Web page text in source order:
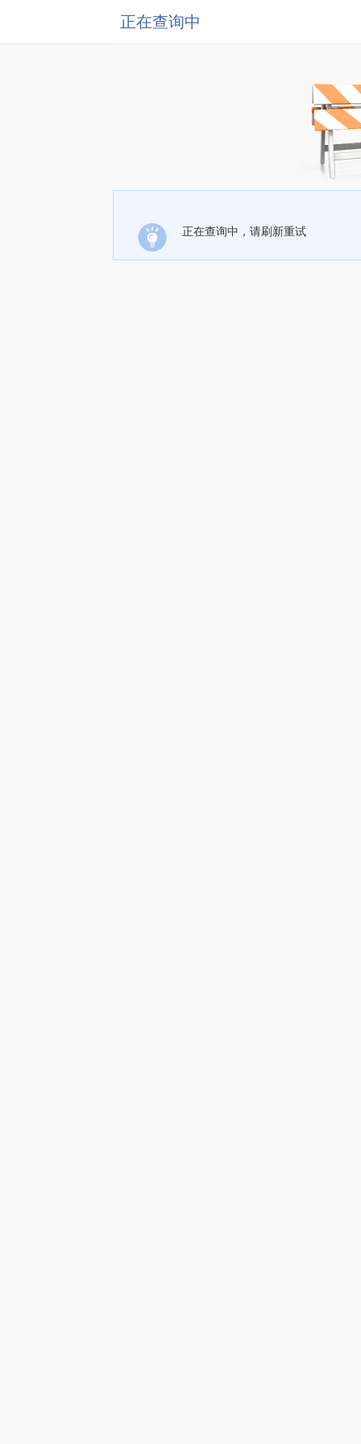
正在查询中
正在查询中，请刷新重试